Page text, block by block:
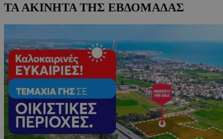
ΤΑ ΑΚΙΝΗΤΑ ΤΗΣ ΕΒΔΟΜΑΔΑΣ